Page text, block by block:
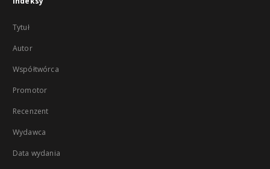
Tytuł
Autor
Współtwórca
Promotor
Recenzent
Wydawca
Data wydania